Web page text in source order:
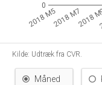
2018 M52018 M72018
0
0
Kilde: Udtræk fra CVR.
Måned